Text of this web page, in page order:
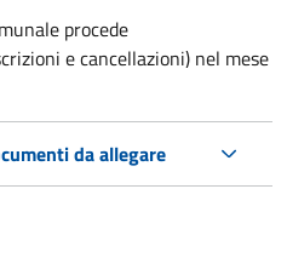
procede
e cancellazioni) nel mese
da allegare